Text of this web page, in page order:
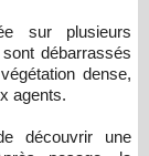
sur plusieurs
débarrassés
dense,
agents.
découvrir une